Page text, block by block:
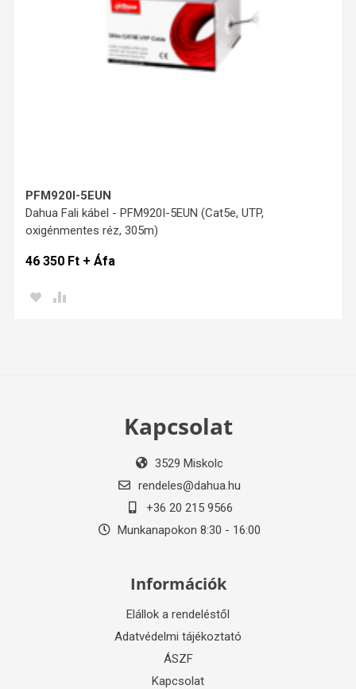
PFM920I-5EUN
Dahua Fali kábel - PFM920I-5EUN (Cat5e, UTP,
oxigénmentes réz, 305m)
46 350 Ft + Áfa
Kapcsolat
3529 Miskolc
rendeles@dahua.hu
+36 20 215 9566
Munkanapokon 8:30 - 16:00
Információk
Elállok a rendeléstől
Adatvédelmi tájékoztató
ÁSZF
Kapcsolat